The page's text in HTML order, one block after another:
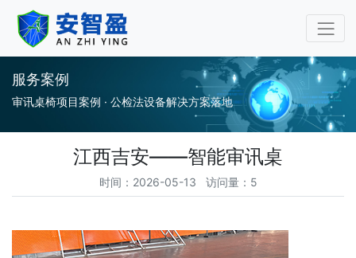
审讯桌审讯椅专业厂家-安
服务案例
审讯桌椅项目案例 · 公检法设备解决方案落地
江西吉安——智能审讯桌
时间：2026-05-13 访问量：5